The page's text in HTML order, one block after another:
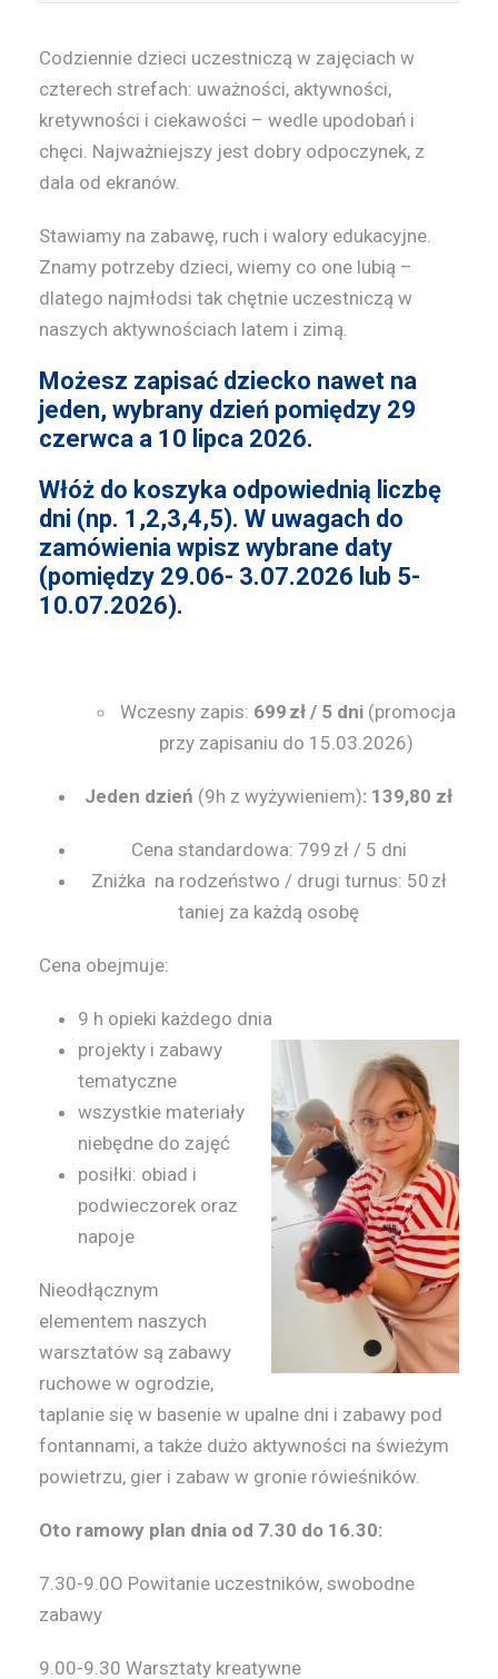
w
a
r
s
z
a
t
y
d
a
d
i
e
c
i
5
Codziennie dzieci uczestniczą w zajęciach w
czterech strefach: uważności, aktywności,
kretywności i ciekawości – wedle upodobań i
chęci. Najważniejszy jest dobry odpoczynek, z
dala od ekranów.
Stawiamy na zabawę, ruch i walory edukacyjne.
Znamy potrzeby dzieci, wiemy co one lubią –
dlatego najmłodsi tak chętnie uczestniczą w
naszych aktywnościach latem i zimą.
Możesz zapisać dziecko nawet na
jeden, wybrany dzień pomiędzy 29
czerwca a 10 lipca 2026.
Włóż do koszyka odpowiednią liczbę
dni (np. 1,2,3,4,5). W uwagach do
zamówienia wpisz wybrane daty
(pomiędzy 29.06- 3.07.2026 lub 5-
10.07.2026).
Wczesny zapis: 699 zł / 5 dni (promocja
przy zapisaniu do 15.03.2026)
Jeden dzień (9h z wyżywieniem): 139,80 zł
Cena standardowa: 799 zł / 5 dni
Zniżka na rodzeństwo / drugi turnus: 50 zł
taniej za każdą osobę
Cena obejmuje:
9 h opieki każdego dnia
projekty i zabawy
tematyczne
wszystkie materiały
niebędne do zajęć
posiłki: obiad i
podwieczorek oraz
napoje
Nieodłącznym
elementem naszych
warsztatów są zabawy
ruchowe w ogrodzie,
taplanie się w basenie w upalne dni i zabawy pod
fontannami, a także dużo aktywności na świeżym
powietrzu, gier i zabaw w gronie rówieśników.
Oto ramowy plan dnia od 7.30 do 16.30:
7.30-9.0O Powitanie uczestników, swobodne
zabawy
9.00-9.30 Warsztaty kreatywne